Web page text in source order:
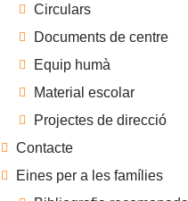
Circulars
Documents de centre
Equip humà
Material escolar
Projectes de direcció
Contacte
Eines per a les famílies